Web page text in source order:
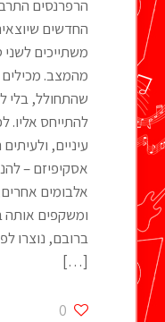
הרפרנסים
החדשים
משתייכים
מהמצב. מכילים
שהתחולל, בלי
להתייחס אליו.
עיניים,
אסקיפיזם –
אלבומים
ומשקפים אותה
ברובם, נוצרו
[…]
0